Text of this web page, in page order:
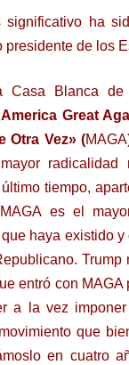
significativo ha
presidente de los
Casa Blanca
Great
Otra Vez» (
radicalidad
tiempo,
es el
haya existido
Trump
entró con MAGA
a la vez imponer
que
en cuatro